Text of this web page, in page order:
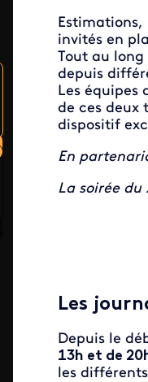
Estimations,
invités en
Tout au long
depuis
Les équipes
de ces deux
dispositif
En
La soirée du
Les
Depuis le
13h et de
les